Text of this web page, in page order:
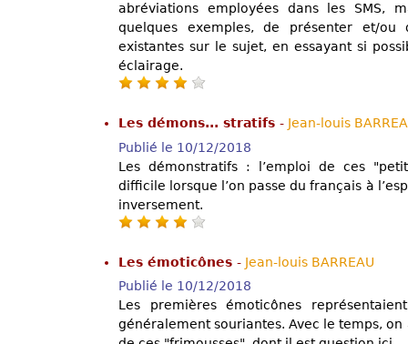
abréviations employées dans les SMS,
quelques exemples, de présenter et/ou
existantes sur le sujet, en essayant si
éclairage.
Les démons... stratifs - Jean-louis
Publié le 10/12/2018
Les démonstratifs : l’emploi de ces
difficile lorsque l’on passe du français à
inversement.
Les émoticônes - Jean-louis BARREAU
Publié le 10/12/2018
Les premières émoticônes
généralement souriantes. Avec le temps,